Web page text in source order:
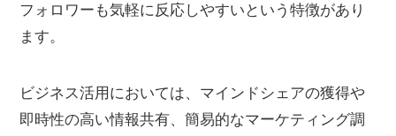
フォロワーも気軽に反応しやすいという特徴があり
ます。
ビジネス活用においては、マインドシェアの獲得や
即時性の高い情報共有、簡易的なマーケティング調